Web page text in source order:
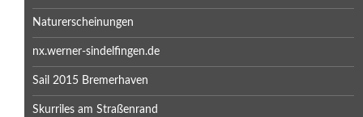
Naturerscheinungen
nx.werner-sindelfingen.de
Sail 2015 Bremerhaven
Skurriles am Straßenrand